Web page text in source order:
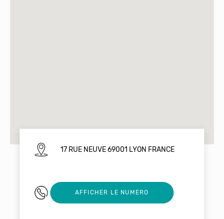
17 RUE NEUVE 69001 LYON FRANCE
0695729035
AFFICHER LE NUMERO